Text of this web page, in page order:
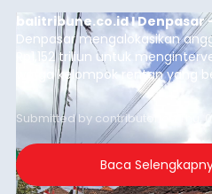
balitribune.co.id I Denpasar
Denpasar mengalokasikan
Rp1,152 triliun untuk
warga kelompok rentan yang
garis kemiskinan. Langkah
guna menjaga masyarakat
kelompok desil 5 dan 6 tersebut
merosot ke kategori miskin.
Submitted by contributor
Baca